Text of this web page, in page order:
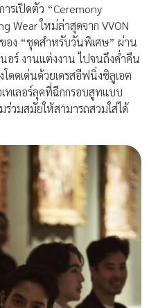
รเปิดตัว “Ceremony
Wear ใหม่ล่าสุดจาก VVON
อง “ชุดสำหรับวันพิเศษ” ผ่าน
ร์ งานแต่งงาน ไปจนถึงค่ำคืน
ดดเด่นด้วยเดรสอีฟนิ่งซิลูเอต
ทเลอร์ลุคที่ฉีกกรอบสูทแบบ
วมสมัยให้สามารถสวมใส่ได้